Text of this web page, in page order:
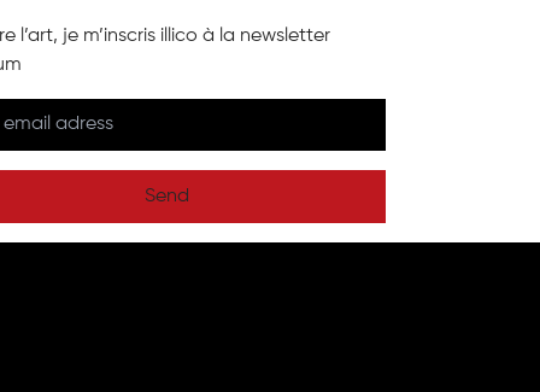
l’art, je m’inscris illico à la newsletter
Send